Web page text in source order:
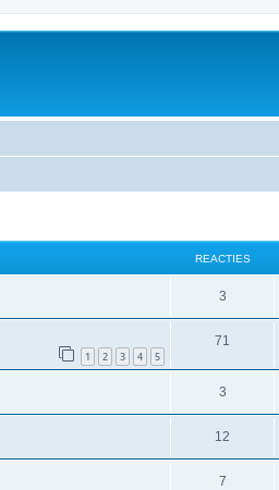
REACTIES
3
1 2 3 4 5
71
3
12
7